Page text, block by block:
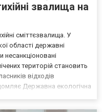
звалища на
сміттєзвалища. У
області державні
несанкціоновані
територій становить
відходів
Державна екологічна